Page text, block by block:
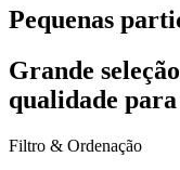
Pequenas
Grande
qualidade
Filtro & Ordenação